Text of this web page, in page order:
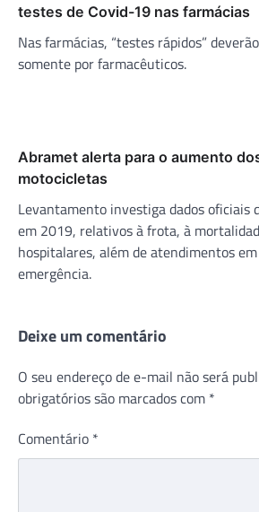
testes de Covid-19 nas farmácias
Nas farmácias, “testes rápidos”
somente por farmacêuticos.
Abramet alerta para o aumento
motocicletas
Levantamento investiga dados oficiais
em 2019, relativos à frota, à
hospitalares, além de atendimentos
emergência.
Deixe um comentário
O seu endereço de e-mail não será
obrigatórios são marcados com *
Comentário *